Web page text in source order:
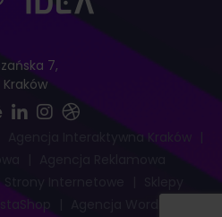
Agencja Interaktywna Kraków |
Strony Internetowe
7,
Kraków